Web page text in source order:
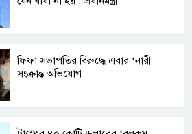
ফিফা সভাপতির বিরুদ্ধে এবার ‘নারী
সংক্রান্ত অভিযোগ